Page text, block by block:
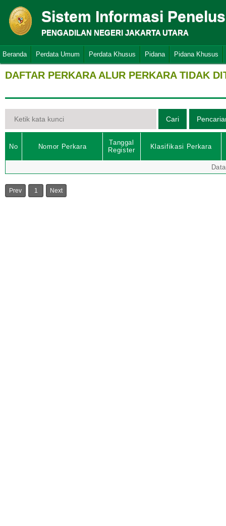
Sistem Informasi
PENGADILAN NEGERI JAKARTA UTARA
Beranda Perdata Umum Perdata Khusus Pidana Pidana Khusus
DAFTAR PERKARA ALUR PERKARA TIDAK
No Nomor Perkara
Tanggal
Register
Klasifikasi Perkara
Prev 1 Next